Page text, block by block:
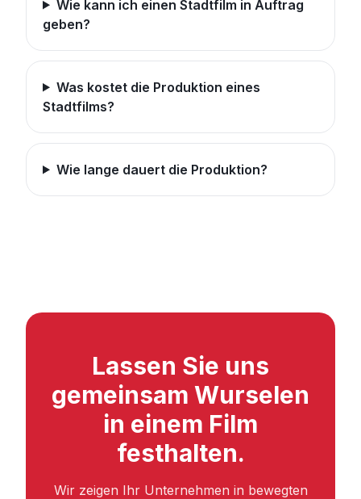
Wie kann ich einen Stadtfilm in Auftrag
geben?
Was kostet die Produktion eines
Stadtfilms?
Wie lange dauert die Produktion?
Lassen Sie uns
gemeinsam Wurselen
in einem Film
festhalten.
Wir zeigen Ihr Unternehmen in bewegten